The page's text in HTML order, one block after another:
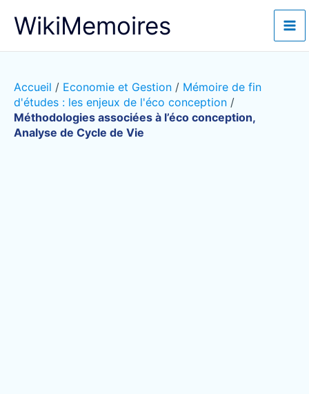
WikiMemoires
Accueil / Economie et Gestion / Mémoire de fin
d'études : les enjeux de l'éco conception /
Méthodologies associées à l’éco conception,
Analyse de Cycle de Vie